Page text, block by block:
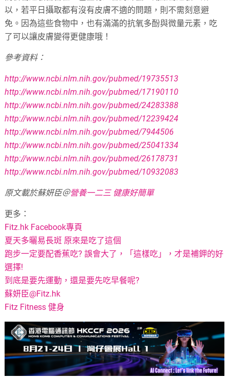
以，若平日攝取都有沒有皮膚不適的問題，則不需刻意避
免。因為這些食物中，也有滿滿的抗氧多酚與微量元素，吃
了可以讓皮膚變得更健康哦！
參考資料：
http://www.ncbi.nlm.nih.gov/pubmed/19735513
http://www.ncbi.nlm.nih.gov/pubmed/17190110
http://www.ncbi.nlm.nih.gov/pubmed/24283388
http://www.ncbi.nlm.nih.gov/pubmed/12239424
http://www.ncbi.nlm.nih.gov/pubmed/7944506
http://www.ncbi.nlm.nih.gov/pubmed/25041334
http://www.ncbi.nlm.nih.gov/pubmed/26178731
http://www.ncbi.nlm.nih.gov/pubmed/10932083
原文載於蘇妍臣＠營養一二三 健康好簡單
更多：
Fitz.hk Facebook專頁
夏天多曬易長斑 原來是吃了這個
跑步一定要配香蕉吃? 誤會大了，「這樣吃」，才是補鉀的好
選擇!
到底是要先運動，還是要先吃早餐呢?
蘇妍臣@Fitz.hk
Fitz Fitness 健身